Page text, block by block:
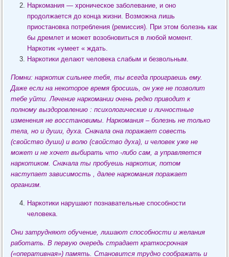
Наркомания — хроническое заболевание, и оно
продолжается до конца жизни. Возможна лишь
приостановка потребления (ремиссия). При этом болезнь как
бы дремлет и может возобновиться в любой момент.
Наркотик «умеет « ждать.
Наркотики делают человека слабым и безвольным.
Помни: наркотик сильнее тебя, ты всегда проиграешь ему.
Даже если на некоторое время бросишь, он уже не позволит
тебе уйти. Лечение наркомании очень редко приводит к
полному выздоровлению : психологические и личностные
изменения не восстановимы. Наркомания – болезнь не только
тела, но и души, духа. Сначала она поражает совесть
(свойство души) и волю (свойство духа), и человек уже не
может и не хочет выбирать что -либо сам, а управляется
наркотиком. Сначала ты пробуешь наркотик, потом
наступает зависимость , далее наркомания поражает
организм.
Наркотики нарушают познавательные способности
человека.
Они затрудняют обучение, лишают способности и желания
работать. В первую очередь страдает краткосрочная
(«оперативная») память. Становится трудно соображать и